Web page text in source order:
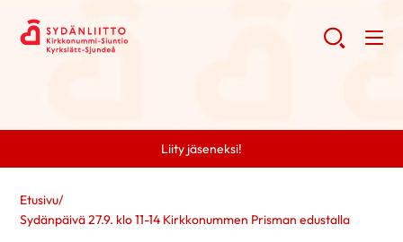
Liity jäseneksi!
Etusivu/
Sydänpäivä 27.9. klo 11-14 Kirkkonummen Prisman edustalla